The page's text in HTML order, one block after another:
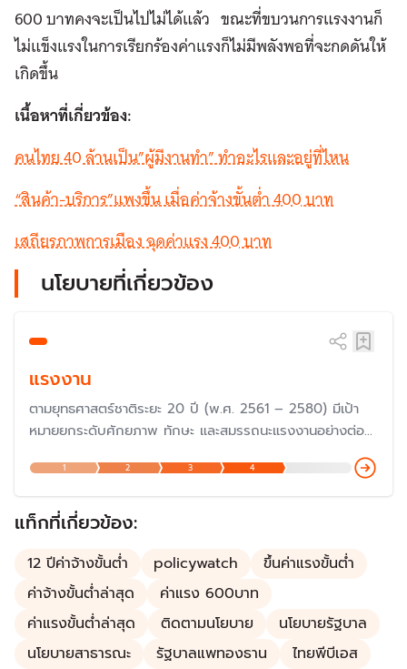
600 บาทคงจะเป็นไปไม่ได้แล้ว ขณะที่ขบวนการแรงงานก็
ไม่แข็งแรงในการเรียกร้องค่าแรงก็ไม่มีพลังพอที่จะกดดันให้
เกิดขึ้น
เนื้อหาที่เกี่ยวข้อง:
คนไทย 40 ล้านเป็น”ผู้มีงานทำ” ทำอะไรและอยู่ที่ไหน
“สินค้า-บริการ”แพงขึ้น เมื่อค่าจ้างขั้นต่ำ 400 บาท
เสถียรภาพการเมือง ฉุดค่าแรง 400 บาท
นโยบายที่เกี่ยวข้อง
แรงงาน
ตามยุทธศาสตร์ชาติระยะ 20 ปี (พ.ศ. 2561 – 2580) มีเป้า
หมายยกระดับศักยภาพ ทักษะ และสมรรถนะแรงงานอย่างต่อ
ทำงานตามหลักการทำงานที่มีคุณค่าเพื่อสร้างผลิตภาพเพิ่มให้
กับประเทศ
1 2 3 4
แท็กที่เกี่ยวข้อง:
12 ปีค่าจ้างขั้นต่ำ policywatch
ขึ้นค่าแรงขั้นต่ำ
ค่าจ้างขั้นต่ำล่าสุด
ค่าแรง 600บาท
ค่าแรงขั้นต่ำล่าสุด
ติดตามนโยบาย
นโยบายรัฐบาล
นโยบายสาธารณะ
รัฐบาลแพทองธาน ไทยพีบีเอส